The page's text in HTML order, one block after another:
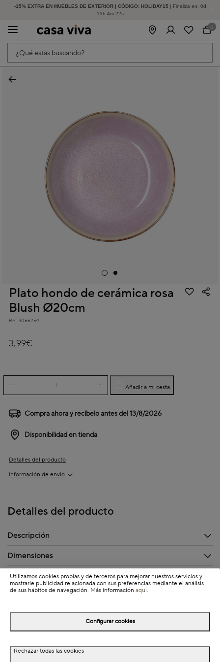
-15% EXTRA EN MUEBLES DE EXTERIOR | CÓDIGO: HOLIDAY15 | Finaliza en: 0d
13h 4m 22s
HASTA -60% DE DESCUENTO | SEGUNDAS REBAJAS
¿Qué estás buscando?
0
Plato hondo de cerámica rosa
Blush Ø20cm
Ref. 3066254
3,99€
Añadir a mi cesta
Compra ahora y recíbelo antes del13/8/2026
Disponibilidad en tienda
Detalles del producto
Información de envío
Detalles del producto
Descripción
Dimensiones
Utilizamos cookies propias y de terceros para mejorar nuestros servicios y
mostrarle publicidad relacionada con sus preferencias mediante el análisis
de sus hábitos de navegación. Más información aquí.
Configurar cookies
Rechazar todas las cookies